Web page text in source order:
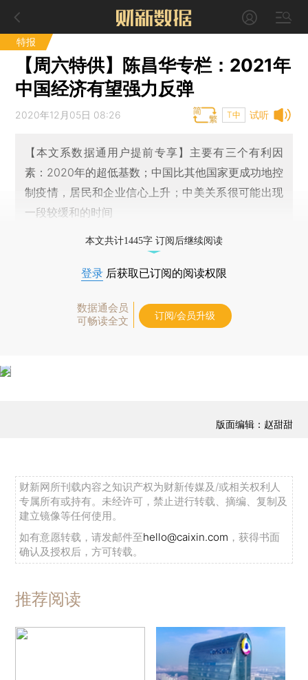
特报
【周六特供】陈昌华专栏：2021年
中国经济有望强力反弹
试听
2020年12月05日 08:26 T中
【本文系数据通用户提前专享】主要有三个有利因
素：2020年的超低基数；中国比其他国家更成功地控
制疫情，居民和企业信心上升；中美关系很可能出现
一段较缓和的时间
本文共计1445字 订阅后继续阅读
登录 后获取已订阅的阅读权限
数据通会员
可畅读全文
订阅/会员升级
版面编辑：赵甜甜
财新网所刊载内容之知识产权为财新传媒及/或相关权利人
专属所有或持有。未经许可，禁止进行转载、摘编、复制及
建立镜像等任何使用。
如有意愿转载，请发邮件至hello@caixin.com ，获得书面
确认及授权后，方可转载。
推荐阅读